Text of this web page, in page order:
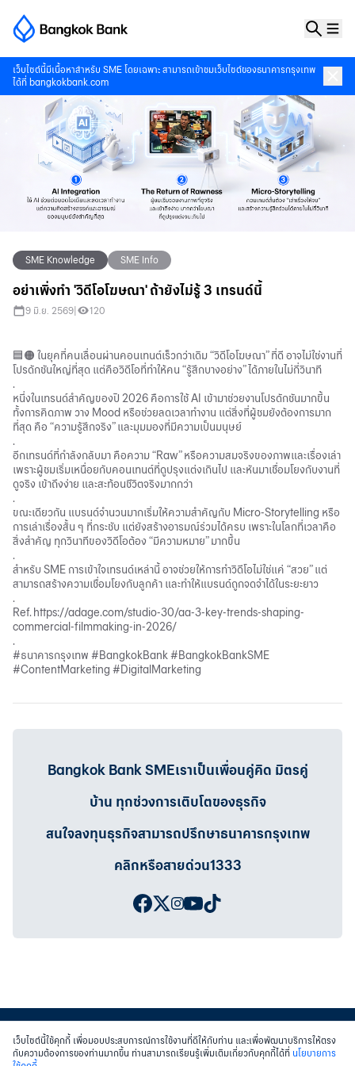
เว็บไซต์นี้มีเนื้อหาสำหรับ SME โดยเฉพาะ สามารถเข้าชมเว็บไซต์ของธนาคารกรุงเทพ
ได้ที่ bangkokbank.com
SME Knowledge SME Info
อย่าเพิ่งทำ 'วิดีโอโฆษณา' ถ้ายังไม่รู้ 3 เทรนด์นี้
9 มิ.ย. 2569 120
🟦🟠 ในยุคที่คนเลื่อนผ่านคอนเทนต์เร็วกว่าเดิม “วิดีโอโฆษณา” ที่ดี อาจไม่ใช่งานที่
โปรดักชันใหญ่ที่สุด แต่คือวิดีโอที่ทำให้คน “รู้สึกบางอย่าง” ได้ภายในไม่กี่วินาที
.
หนึ่งในเทรนด์สำคัญของปี 2026 คือการใช้ AI เข้ามาช่วยงานโปรดักชันมากขึ้น
ทั้งการคิดภาพ วาง Mood หรือช่วยลดเวลาทำงาน แต่สิ่งที่ผู้ชมยังต้องการมาก
ที่สุด คือ “ความรู้สึกจริง” และมุมมองที่มีความเป็นมนุษย์
.
อีกเทรนด์ที่กำลังกลับมา คือความ “Raw” หรือความสมจริงของภาพและเรื่องเล่า
เพราะผู้ชมเริ่มเหนื่อยกับคอนเทนต์ที่ดูปรุงแต่งเกินไป และหันมาเชื่อมโยงกับงานที่
ดูจริง เข้าถึงง่าย และสะท้อนชีวิตจริงมากกว่า
.
ขณะเดียวกัน แบรนด์จำนวนมากเริ่มให้ความสำคัญกับ Micro-Storytelling หรือ
การเล่าเรื่องสั้น ๆ ที่กระชับ แต่ยังสร้างอารมณ์ร่วมได้ครบ เพราะในโลกที่เวลาคือ
สิ่งสำคัญ ทุกวินาทีของวิดีโอต้อง “มีความหมาย” มากขึ้น
.
สำหรับ SME การเข้าใจเทรนด์เหล่านี้ อาจช่วยให้การทำวิดีโอไม่ใช่แค่ “สวย” แต่
สามารถสร้างความเชื่อมโยงกับลูกค้า และทำให้แบรนด์ถูกจดจำได้ในระยะยาว
.
Ref. https://adage.com/studio-30/aa-3-key-trends-shaping-
commercial-filmmaking-in-2026/
.
#ธนาคารกรุงเทพ #BangkokBank #BangkokBankSME
#ContentMarketing #DigitalMarketing
Bangkok Bank SMEเราเป็นเพื่อนคู่คิด มิตรคู่
บ้าน ทุกช่วงการเติบโตของธุรกิจ
สนใจลงทุนธุรกิจสามารถปรึกษาธนาคารกรุงเทพ
คลิกหรือสายด่วน1333
เว็บไซต์นี้ใช้คุกกี้ เพื่อมอบประสบการณ์การใช้งานที่ดีให้กับท่าน และเพื่อพัฒนาบริการให้ตรง
กับความต้องการของท่านมากขึ้น ท่านสามารถเรียนรู้เพิ่มเติมเกี่ยวกับคุกกี้ได้ที่ นโยบายการ